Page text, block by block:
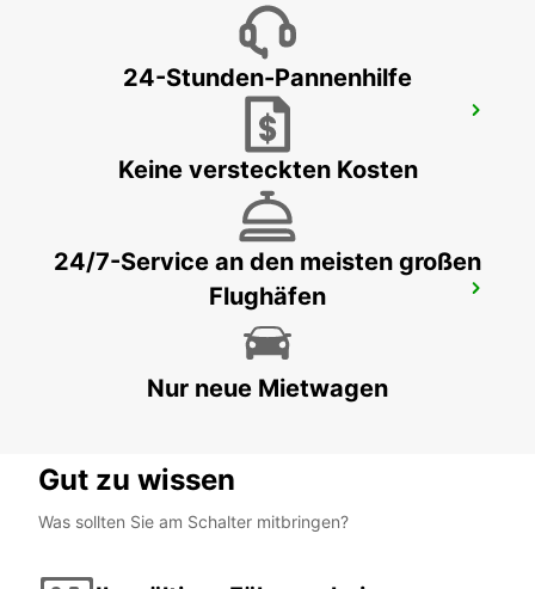
FLUGHAFEN DIYARBAKIR
YEREVAN INTERNATIONAL AIRPORT
24-Stunden-Pannenhilfe
Keine versteckten Kosten
24/7-Service an den meisten großen
Flughäfen
Nur neue Mietwagen
Gut zu wissen
Was sollten Sie am Schalter mitbringen?